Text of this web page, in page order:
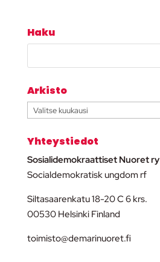
Haku
Arkisto
Arkisto
Yhteystiedot
Sosialidemokraattiset Nuoret ry
Socialdemokratisk ungdom rf
Siltasaarenkatu 18-20 C 6 krs.
00530 Helsinki Finland
toimisto@demarinuoret.fi